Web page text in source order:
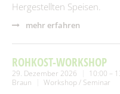
Hergestellten Speisen.
mehr erfahren
ROHKOST-WORKSHOP
29. Dezember 2026 10:00 –
Braun
Workshop / Seminar